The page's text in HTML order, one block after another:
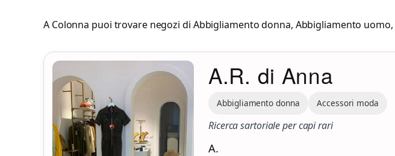
A Colonna puoi trovare negozi di Abbigliamento donna, Abbigliamento uomo,
A.R. di Anna
Abbigliamento donna Accessori moda
Ricerca sartoriale per capi rari
A.